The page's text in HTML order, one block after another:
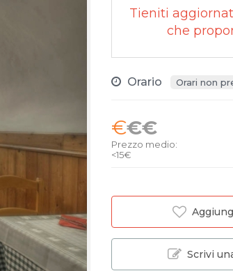
Tieniti
che
Orario Orari non
€€€
Prezzo medio:
<15€
Scrivi